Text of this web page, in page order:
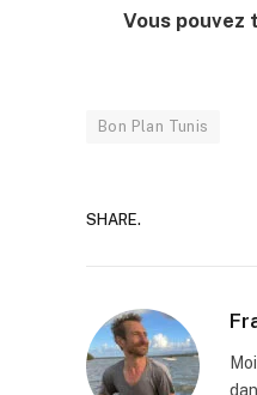
Vous pouvez
Bon Plan Tunis
SHARE.